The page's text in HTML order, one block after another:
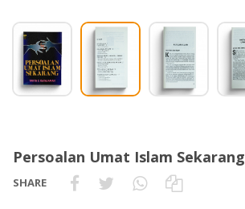
Persoalan Umat Islam Sekarang
SHARE